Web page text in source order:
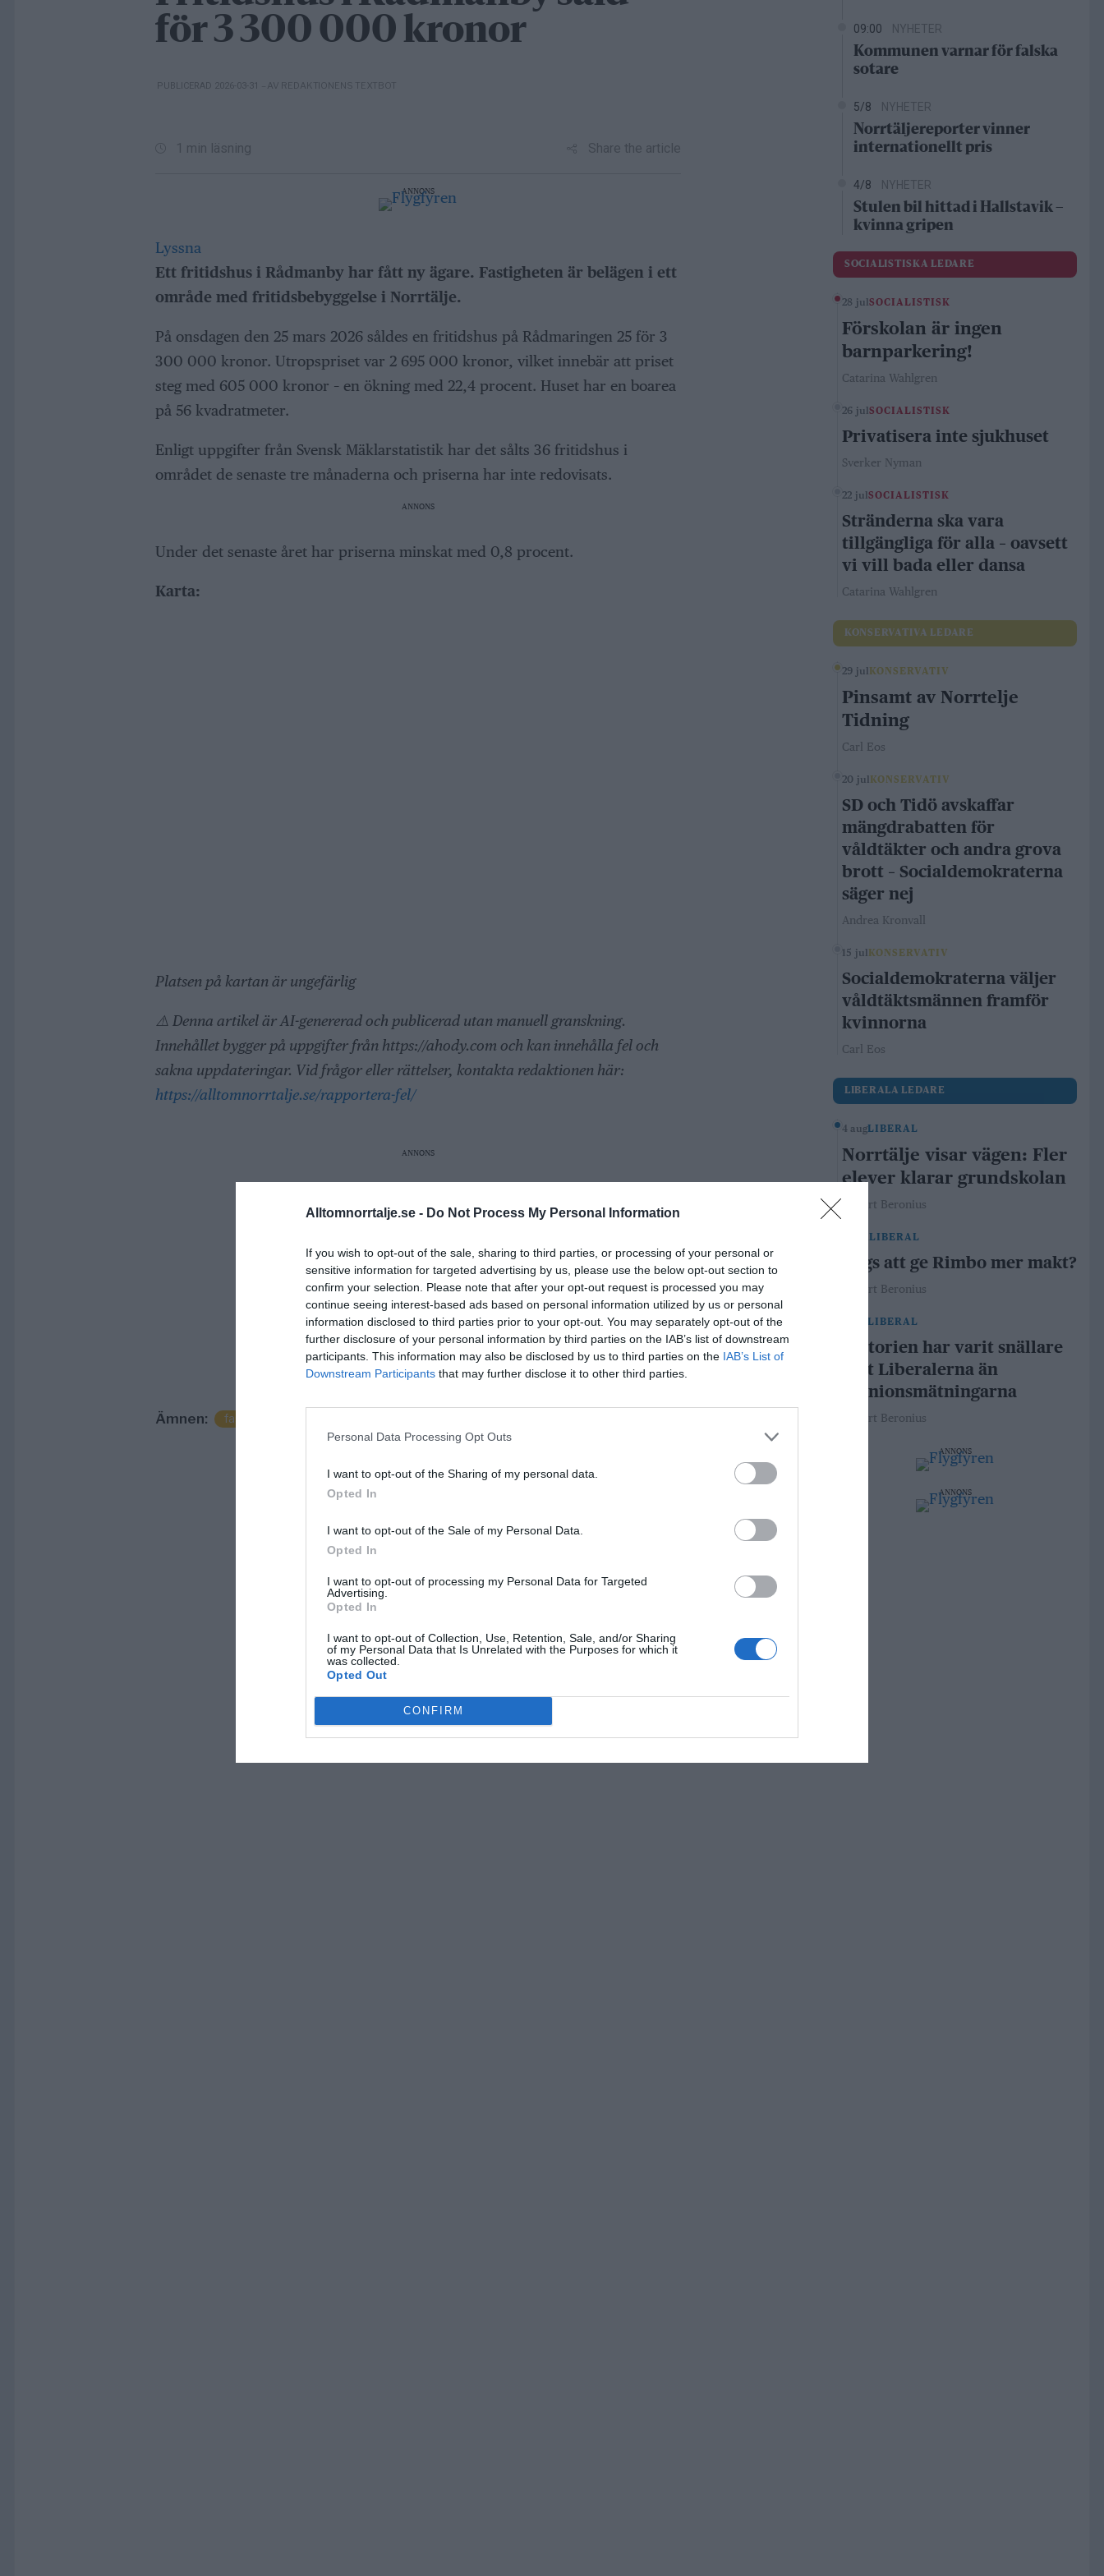
Alltomnorrtalje.se - Do Not Process My Personal Information
If you wish to opt-out of the sale, sharing to third parties, or processing of your personal or
sensitive information for targeted advertising by us, please use the below opt-out section to
confirm your selection. Please note that after your opt-out request is processed you may
continue seeing interest-based ads based on personal information utilized by us or personal
information disclosed to third parties prior to your opt-out. You may separately opt-out of the
further disclosure of your personal information by third parties on the IAB’s list of downstream
participants. This information may also be disclosed by us to third parties on the IAB’s List of
Downstream Participants that may further disclose it to other third parties.
Personal Data Processing Opt Outs
I want to opt-out of the Sharing of my personal data.
Opted In
I want to opt-out of the Sale of my Personal Data.
Opted In
I want to opt-out of processing my Personal Data for Targeted
Advertising.
Opted In
I want to opt-out of Collection, Use, Retention, Sale, and/or Sharing
of my Personal Data that Is Unrelated with the Purposes for which it
was collected.
Opted Out
CONFIRM
för 3 300 000 kronor
PUBLICERAD 2026-03-31 – AV REDAKTIONENS TEXTBOT
1 min läsning Share the article
ANNONS
Lyssna
Ett fritidshus i Rådmanby har fått ny ägare. Fastigheten är belägen i ett
område med fritidsbebyggelse i Norrtälje.
På onsdagen den 25 mars 2026 såldes en fritidshus på Rådmaringen 25 för 3
300 000 kronor. Utropspriset var 2 695 000 kronor, vilket innebär att priset
steg med 605 000 kronor – en ökning med 22,4 procent. Huset har en boarea
på 56 kvadratmeter.
Enligt uppgifter från Svensk Mäklarstatistik har det sålts 36 fritidshus i
området de senaste tre månaderna och priserna har inte redovisats.
ANNONS
Under det senaste året har priserna minskat med 0,8 procent.
Karta:
Platsen på kartan är ungefärlig
⚠️ Denna artikel är AI-genererad och publicerad utan manuell granskning.
Innehållet bygger på uppgifter från https://ahody.com och kan innehålla fel och
sakna uppdateringar. Vid frågor eller rättelser, kontakta redaktionen här:
https://alltomnorrtalje.se/rapportera-fel/
ANNONS
Ämnen: fastighetsköp
09:00 NYHETER
Kommunen varnar för falska
sotare
5/8 NYHETER
Norrtäljereporter vinner
internationellt pris
4/8 NYHETER
Stulen bil hittad i Hallstavik –
kvinna gripen
SOCIALISTISKA LEDARE
28 julSOCIALISTISK
Förskolan är ingen
barnparkering!
Catarina Wahlgren
26 julSOCIALISTISK
Privatisera inte sjukhuset
Sverker Nyman
22 julSOCIALISTISK
Stränderna ska vara
tillgängliga för alla – oavsett
vi vill bada eller dansa
Catarina Wahlgren
KONSERVATIVA LEDARE
29 jul KONSERVATIV
Pinsamt av Norrtelje
Tidning
Carl Eos
20 jul KONSERVATIV
SD och Tidö avskaffar
mängdrabatten för
våldtäkter och andra grova
brott – Socialdemokraterna
säger nej
Andrea Kronvall
15 jul KONSERVATIV
Socialdemokraterna väljer
våldtäktsmännen framför
kvinnorna
Carl Eos
LIBERALA LEDARE
4 augLIBERAL
Norrtälje visar vägen: Fler
elever klarar grundskolan
Robert Beronius
29 julLIBERAL
Dags att ge Rimbo mer makt?
Robert Beronius
LIBERAL
Historien har varit snällare
mot Liberalerna än
opinionsmätningarna
Robert Beronius
ANNONS
ANNONS